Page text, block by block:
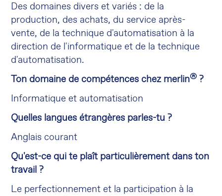
Des domaines divers et variés : de la
production, des achats, du service après-
vente, de la technique d'automatisation à la
direction de l'informatique et de la technique
d'automatisation.
Ton domaine de compétences chez merlin® ?
Informatique et automatisation
Quelles langues étrangères parles-tu ?
Anglais courant
Qu'est-ce qui te plaît particulièrement dans ton
travail ?
Le perfectionnement et la participation à la